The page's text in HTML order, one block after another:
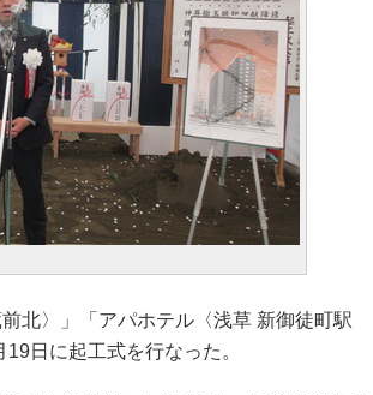
北〉」「アパホテル〈浅草 新御徒町駅
日に起工式を行なった。